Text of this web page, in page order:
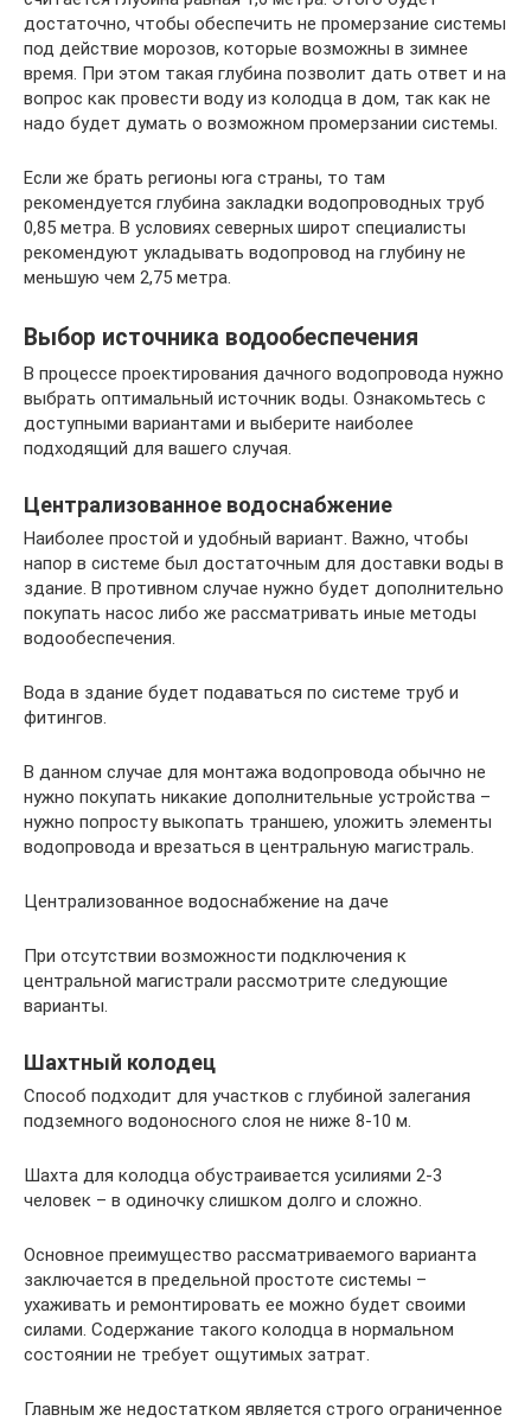
достаточно, чтобы обеспечить не промерзание системы
под действие морозов, которые возможны в зимнее
время. При этом такая глубина позволит дать ответ и на
вопрос как провести воду из колодца в дом, так как не
надо будет думать о возможном промерзании системы.
Если же брать регионы юга страны, то там
рекомендуется глубина закладки водопроводных труб
0,85 метра. В условиях северных широт специалисты
рекомендуют укладывать водопровод на глубину не
меньшую чем 2,75 метра.
Выбор источника водообеспечения
В процессе проектирования дачного водопровода нужно
выбрать оптимальный источник воды. Ознакомьтесь с
доступными вариантами и выберите наиболее
подходящий для вашего случая.
Централизованное водоснабжение
Наиболее простой и удобный вариант. Важно, чтобы
напор в системе был достаточным для доставки воды в
здание. В противном случае нужно будет дополнительно
покупать насос либо же рассматривать иные методы
водообеспечения.
Вода в здание будет подаваться по системе труб и
фитингов.
В данном случае для монтажа водопровода обычно не
нужно покупать никакие дополнительные устройства –
нужно попросту выкопать траншею, уложить элементы
водопровода и врезаться в центральную магистраль.
Централизованное водоснабжение на даче
При отсутствии возможности подключения к
центральной магистрали рассмотрите следующие
варианты.
Шахтный колодец
Способ подходит для участков с глубиной залегания
подземного водоносного слоя не ниже 8-10 м.
Шахта для колодца обустраивается усилиями 2-3
человек – в одиночку слишком долго и сложно.
Основное преимущество рассматриваемого варианта
заключается в предельной простоте системы –
ухаживать и ремонтировать ее можно будет своими
силами. Содержание такого колодца в нормальном
состоянии не требует ощутимых затрат.
Главным же недостатком является строго ограниченное